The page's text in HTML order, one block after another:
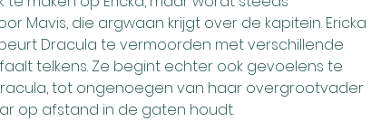
Mavis, die argwaan krijgt over de kapitein. Ericka
Dracula te vermoorden met verschillende
telkens. Ze begint echter ook gevoelens te
tot ongenoegen van haar overgrootvader
op afstand in de gaten houdt.